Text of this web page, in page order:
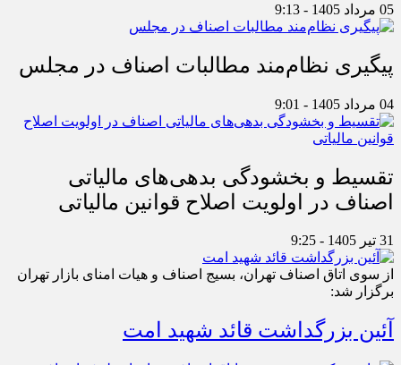
05 مرداد 1405 - 9:13
پیگیری نظام‌مند مطالبات اصناف در مجلس
04 مرداد 1405 - 9:01
تقسیط و بخشودگی بدهی‌های مالیاتی
اصناف در اولویت اصلاح قوانین مالیاتی
31 تیر 1405 - 9:25
از سوی اتاق اصناف تهران، بسیج اصناف و هیات امنای بازار تهران
برگزار شد:
آئین بزرگداشت قائد شهید امت